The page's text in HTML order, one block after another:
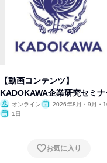
【動画コンテンツ】
KADOKAWA企業研究セミナ
オンライン
2026年8月・9月・
1日
お気に入り